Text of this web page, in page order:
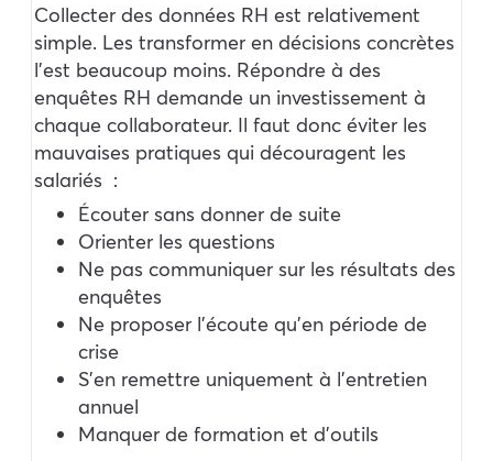
Collecter des données RH est relativement
simple. Les transformer en décisions concrètes
l’est beaucoup moins. Répondre à des
enquêtes RH demande un investissement à
chaque collaborateur. Il faut donc éviter les
mauvaises pratiques qui découragent les
salariés :
Écouter sans donner de suite
Orienter les questions
Ne pas communiquer sur les résultats des
enquêtes
Ne proposer l’écoute qu’en période de
crise
S’en remettre uniquement à l’entretien
annuel
Manquer de formation et d’outils